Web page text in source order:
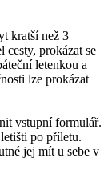
kratší než 3
cesty, prokázat se
letenkou a
lze prokázat
vstupní formulář.
po příletu.
jej mít u sebe v